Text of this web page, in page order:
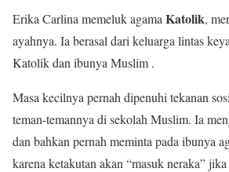
Erika Carlina memeluk agama Katolik,
ayahnya. Ia berasal dari keluarga lintas
Katolik dan ibunya Muslim .
Masa kecilnya pernah dipenuhi tekanan
teman-temannya di sekolah Muslim. Ia
dan bahkan pernah meminta pada ibunya
karena ketakutan akan “masuk neraka”